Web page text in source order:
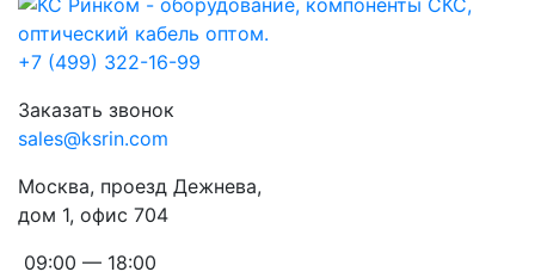
+7 (499) 322-16-99
Заказать звонок
sales@ksrin.com
Москва, проезд Дежнева,
дом 1, офис 704
09:00 — 18:00